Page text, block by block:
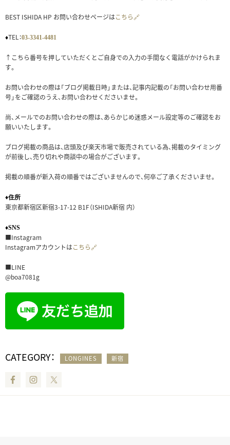
BEST ISHIDA HP お問い合わせページはこちら🔗
♦TEL：03-3341-4481
↑こちら番号を押していただくとご自身での入力の手間なく電話がかけられま
す。
お問い合わせの際は「ブログ掲載日時」または、記事内記載の「お問い合わせ用番
号」をご確認のうえ、お問い合わせくださいませ。
尚、メールでのお問い合わせの際は、あらかじめ迷惑メール設定等のご確認をお
願いいたします。
ブログ掲載の商品は、店頭及び楽天市場で販売されている為、掲載のタイミング
が前後し、売り切れや商談中の場合がございます。
掲載の順番が新入荷の順番ではございませんので、何卒ご了承くださいませ。
♦住所
東京都新宿区新宿3-17-12 B1F（ISHIDA新宿 内）
♦SNS
■Instagram
Instagramアカウントはこちら🔗
■LINE
@boa7081g
CATEGORY： LONGINES 新宿
FacebookInstagram